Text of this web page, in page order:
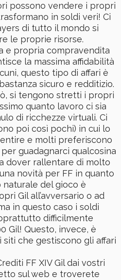
possono vendere i propri
in soldi veri! Ci
di tutto il mondo si
le proprie risorse.
e propria compravendita
la massima affidabilità
questo tipo di affari è
sicuro e redditizio.
si tengono stretti i propri
quanto lavoro ci sia
di ricchezze virtuali. Ci
poi così pochi) in cui lo
e molti preferiscono
guadagnarci qualcosina
dover rallentare di molto
novità per FF in quanto
del gioco è
Gil all’avversario o ad
in questo caso i soldi
difficilmente
Gil! Questo, invece, è
che gestiscono gli affari
FF XIV Gil dai vostri
sul web e troverete